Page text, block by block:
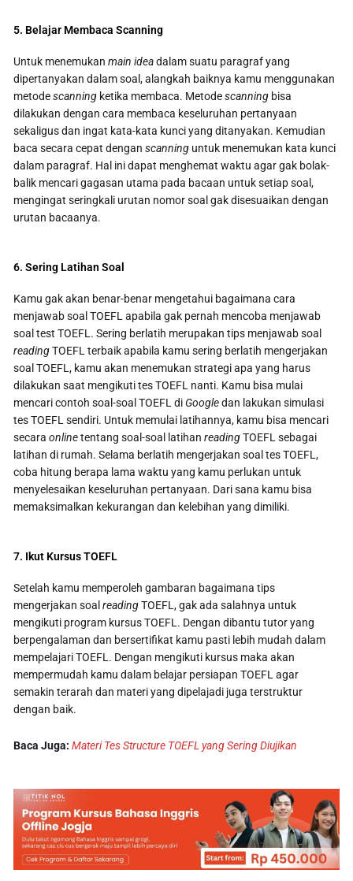
5. Belajar Membaca Scanning
Untuk menemukanmain ideadalam suatu paragraf yang
dipertanyakan dalam soal, alangkah baiknya kamu menggunakan
metodescanning ketika membaca. Metodescanning bisa
dilakukan dengan cara membaca keseluruhan pertanyaan
sekaligus dan ingat kata-kata kunci yang ditanyakan. Kemudian
baca secara cepat denganscanning untuk menemukan kata kunci
dalam paragraf. Hal ini dapat menghemat waktu agar gak bolak-
balik mencari gagasan utama pada bacaan untuk setiap soal,
mengingat seringkali urutan nomor soal gak disesuaikan dengan
urutan bacaanya.
6. Sering Latihan Soal
Kamu gak akan benar-benar mengetahui bagaimana cara
menjawab soal TOEFL apabila gak pernah mencoba menjawab
soal test TOEFL. Sering berlatih merupakan tips menjawab soal
readingTOEFL terbaik apabila kamu sering berlatih mengerjakan
soal TOEFL, kamu akan menemukan strategi apa yang harus
dilakukan saat mengikuti tes TOEFL nanti. Kamu bisa mulai
mencari contoh soal-soal TOEFL di Googledan lakukan simulasi
tes TOEFL sendiri. Untuk memulai latihannya, kamu bisa mencari
secaraonlinetentang soal-soal latihanreadingTOEFL sebagai
latihan di rumah. Selama berlatih mengerjakan soal tes TOEFL,
coba hitung berapa lama waktu yang kamu perlukan untuk
menyelesaikan keseluruhan pertanyaan. Dari sana kamu bisa
memaksimalkan kekurangan dan kelebihan yang dimiliki.
7. Ikut Kursus TOEFL
Setelah kamu memperoleh gambaran bagaimana tips
mengerjakan soalreadingTOEFL, gak ada salahnya untuk
mengikuti program kursus TOEFL. Dengan dibantu tutor yang
berpengalaman dan bersertifikat kamu pasti lebih mudah dalam
mempelajari TOEFL. Dengan mengikuti kursus maka akan
mempermudah kamu dalam belajar persiapan TOEFL agar
semakin terarah dan materi yang dipelajadi juga terstruktur
dengan baik.
Baca Juga:Materi Tes Structure TOEFL yang Sering Diujikan